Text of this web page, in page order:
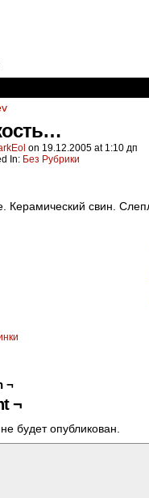
on 19.12.2005 at 1:10 дп
In: Без Рубрики
Керамический свин.
¬
¬
будет опубликован.